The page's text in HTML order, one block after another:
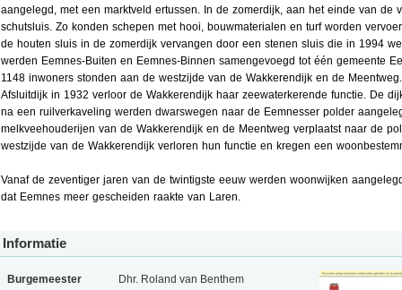
aangelegd, met een marktveld ertussen. In de zomerdijk, aan het einde van de
schutsluis. Zo konden schepen met hooi, bouwmaterialen en turf worden
de houten sluis in de zomerdijk vervangen door een stenen sluis die in 1994
werden Eemnes-Buiten en Eemnes-Binnen samengevoegd tot één gemeente
1148 inwoners stonden aan de westzijde van de Wakkerendijk en de
Afsluitdijk in 1932 verloor de Wakkerendijk haar zeewaterkerende functie. De
na een ruilverkaveling werden dwarswegen naar de Eemnesser polder
melkveehouderijen van de Wakkerendijk en de Meentweg verplaatst naar de
westzijde van de Wakkerendijk verloren hun functie en kregen een
Vanaf de zeventiger jaren van de twintigste eeuw werden woonwijken
dat Eemnes meer gescheiden raakte van Laren.
Informatie
Burgemeester
Dhr. Roland van Benthem